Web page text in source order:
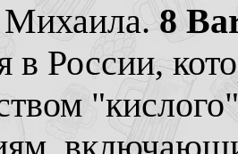
Михаила.8
в России,